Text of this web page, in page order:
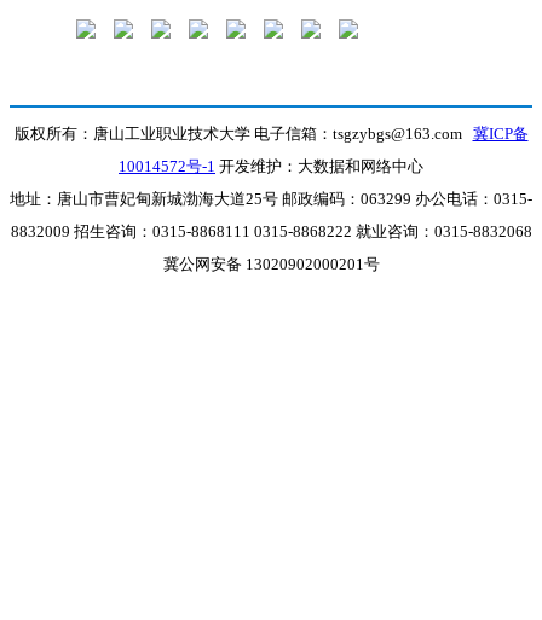
版权所有：唐山工业职业技术大学 电子信箱：tsgzybgs@163.com 冀ICP备
10014572号-1 开发维护：大数据和网络中心
地址：唐山市曹妃甸新城渤海大道25号 邮政编码：063299 办公电话：0315-
8832009 招生咨询：0315-8868111 0315-8868222 就业咨询：0315-8832068
冀公网安备 13020902000201号